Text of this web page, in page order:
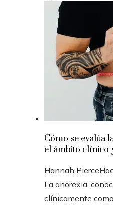
Cómo se evalúa
el ámbito clínico
Hannah Pierce
La anorexia,
clínicamente